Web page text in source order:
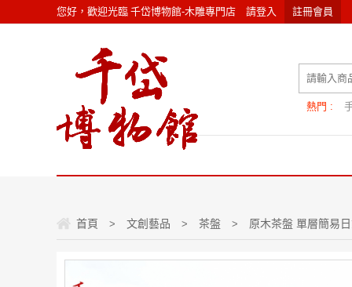
您好，歡迎光臨 千岱博物館-木雕專門店 請登入 註冊會員
熱門 :
首頁 > 文創藝品 > 茶盤 > 原木茶盤 單層簡易